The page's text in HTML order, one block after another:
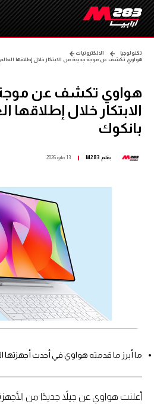
تكنولوجيا
الالكترونيات
هواوي تكشف عن موجة جديدة من الابتكار خلال إطلاقها
هواوي تكشف عن
الابتكار خلال إطلاقها
بانكوك
بقلم M283 13 مايو 2026
ما أبرز ما قدمته هواوي في أحدث أجهزتها
أعلنت هواوي عن جيلاً جديدًا من